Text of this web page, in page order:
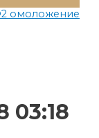
омоложение
03:18